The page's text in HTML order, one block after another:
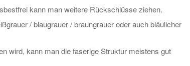
kann man weitere Rückschlüsse ziehen.
/ blaugrauer / braungrauer oder auch bläulicher
wird, kann man die faserige Struktur meistens gut